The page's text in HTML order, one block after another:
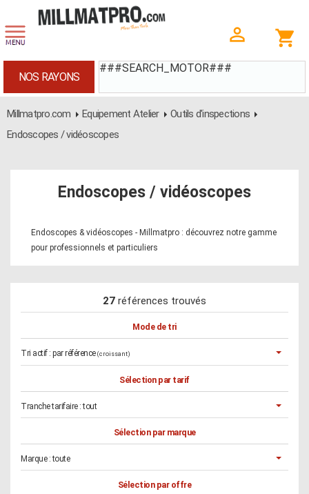
###SEARCH_MOTOR###
NOS RAYONS
Millmatpro.com Equipement Atelier
Outils d'inspections
Endoscopes / vidéoscopes
Endoscopes / vidéoscopes
Endoscopes & vidéoscopes - Millmatpro : découvrez notre gamme
pour professionnels et particuliers
27 références trouvés
Mode de tri
Tri actif : par référence (croissant)
Sélection par tarif
Tranche tarifaire :tout
Sélection par marque
Marque :toute
Sélection par offre